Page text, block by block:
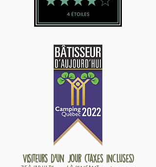
Visiteurs d'un jour (taxes incluses)